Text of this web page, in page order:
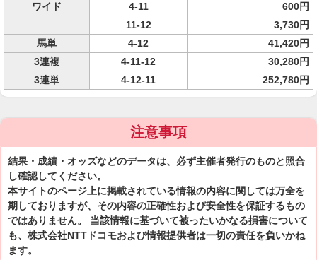
ワイド
4-11
600円
11-12
3,730円
馬単
4-12
41,420円
3連複
4-11-12
30,280円
3連単
4-12-11 252,780円
注意事項
結果・成績・オッズなどのデータは、必ず主催者発行のものと照合
し確認してください。
本サイトのページ上に掲載されている情報の内容に関しては万全を
期しておりますが、その内容の正確性および安全性を保証するもの
ではありません。 当該情報に基づいて被ったいかなる損害について
も、株式会社NTTドコモおよび情報提供者は一切の責任を負いかね
ます。